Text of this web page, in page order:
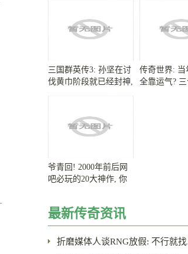
三国群英传3: 孙坚在讨
伐黄巾阶段就已经封神,
传奇世界: 当
全靠运气?
爷青回! 2000年前后网
吧必玩的20大神作, 你
最新传奇资讯
折磨媒体人谈RNG放假: 不行就